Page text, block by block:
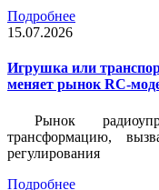
Подробнее
15.07.2026
Игрушка или
меняет рынок RC-
Рынок
трансформацию,
регулирования
Подробнее